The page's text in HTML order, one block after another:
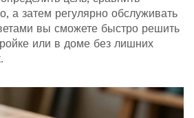
а затем регулярно обслуживать
вы сможете быстро решить
или в доме без лишних